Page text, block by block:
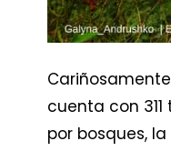
cuenta con
por bosques,